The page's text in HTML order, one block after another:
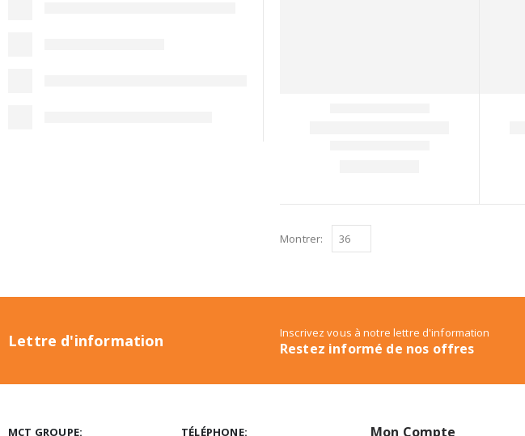
Montrer:
Lettre d'information Inscrivez vous à notre lettre d'information
Restez informé de nos offres
MCT GROUPE: TÉLÉPHONE: Mon Compte